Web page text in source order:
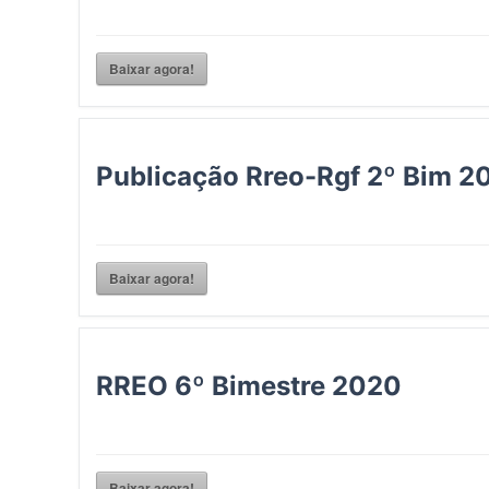
Baixar agora!
Publicação Rreo-Rgf 2º Bim
Baixar agora!
RREO 6º Bimestre 2020